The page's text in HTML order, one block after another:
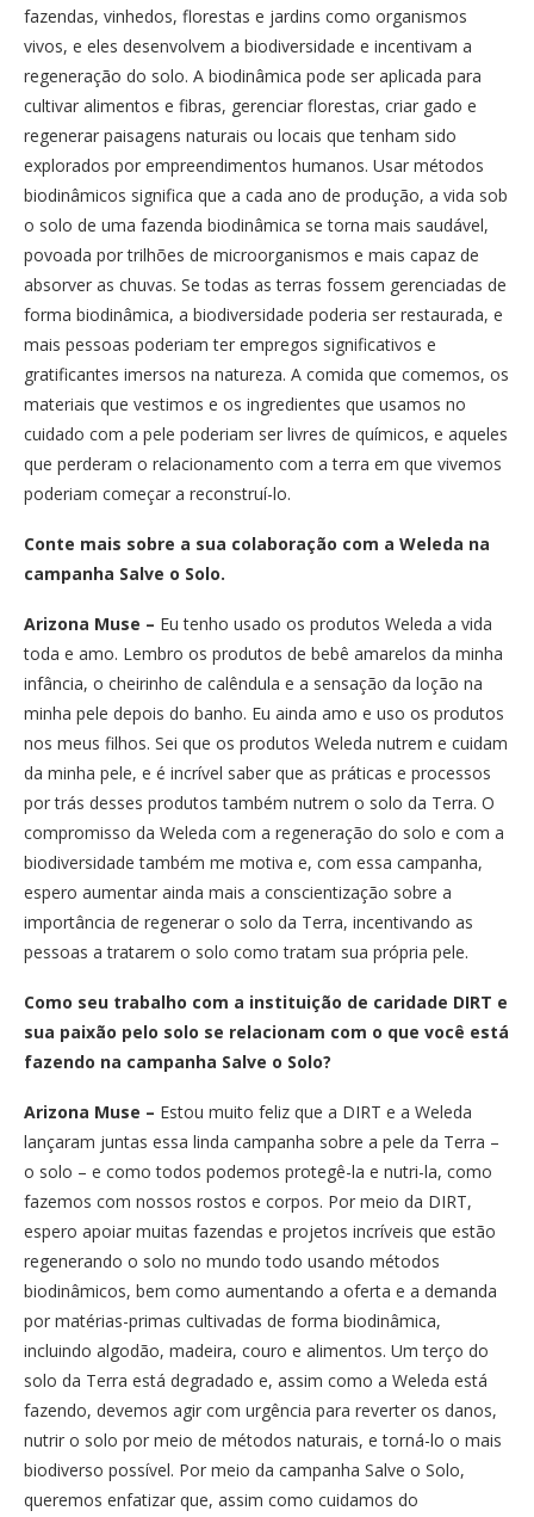
fazendas, vinhedos, florestas e jardins como organismos
vivos, e eles desenvolvem a biodiversidade e incentivam a
regeneração do solo. A biodinâmica pode ser aplicada para
cultivar alimentos e fibras, gerenciar florestas, criar gado e
regenerar paisagens naturais ou locais que tenham sido
explorados por empreendimentos humanos. Usar métodos
biodinâmicos significa que a cada ano de produção, a vida sob
o solo de uma fazenda biodinâmica se torna mais saudável,
povoada por trilhões de microorganismos e mais capaz de
absorver as chuvas. Se todas as terras fossem gerenciadas de
forma biodinâmica, a biodiversidade poderia ser restaurada, e
mais pessoas poderiam ter empregos significativos e
gratificantes imersos na natureza. A comida que comemos, os
materiais que vestimos e os ingredientes que usamos no
cuidado com a pele poderiam ser livres de químicos, e aqueles
que perderam o relacionamento com a terra em que vivemos
poderiam começar a reconstruí-lo.
Conte mais sobre a sua colaboração com a Weleda na
campanha Salve o Solo.
Arizona Muse – Eu tenho usado os produtos Weleda a vida
toda e amo. Lembro os produtos de bebê amarelos da minha
infância, o cheirinho de calêndula e a sensação da loção na
minha pele depois do banho. Eu ainda amo e uso os produtos
nos meus filhos. Sei que os produtos Weleda nutrem e cuidam
da minha pele, e é incrível saber que as práticas e processos
por trás desses produtos também nutrem o solo da Terra. O
compromisso da Weleda com a regeneração do solo e com a
biodiversidade também me motiva e, com essa campanha,
espero aumentar ainda mais a conscientização sobre a
importância de regenerar o solo da Terra, incentivando as
pessoas a tratarem o solo como tratam sua própria pele.
Como seu trabalho com a instituição de caridade DIRT e
sua paixão pelo solo se relacionam com o que você está
fazendo na campanha Salve o Solo?
Arizona Muse – Estou muito feliz que a DIRT e a Weleda
lançaram juntas essa linda campanha sobre a pele da Terra –
o solo – e como todos podemos protegê-la e nutri-la, como
fazemos com nossos rostos e corpos. Por meio da DIRT,
espero apoiar muitas fazendas e projetos incríveis que estão
regenerando o solo no mundo todo usando métodos
biodinâmicos, bem como aumentando a oferta e a demanda
por matérias-primas cultivadas de forma biodinâmica,
incluindo algodão, madeira, couro e alimentos. Um terço do
solo da Terra está degradado e, assim como a Weleda está
fazendo, devemos agir com urgência para reverter os danos,
nutrir o solo por meio de métodos naturais, e torná-lo o mais
biodiverso possível. Por meio da campanha Salve o Solo,
queremos enfatizar que, assim como cuidamos do